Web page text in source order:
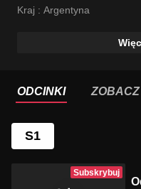
Kraj : Argentyna
ODCINKI
S1
Subskrybuj